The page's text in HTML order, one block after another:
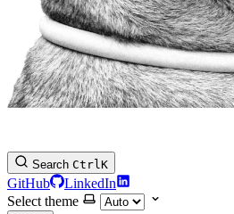
Search CtrlK
GitHub
LinkedIn
Select theme